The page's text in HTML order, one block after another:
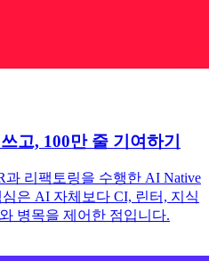
고, 100만 줄 기여하기
과 리팩토링을 수행한 AI Native
은 AI 자체보다 CI, 린터, 지식
병목을 제어한 점입니다.